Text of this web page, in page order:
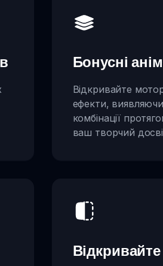
Бонусні
Відкривайте
ефекти, виявляючи
комбінації
ваш творчий